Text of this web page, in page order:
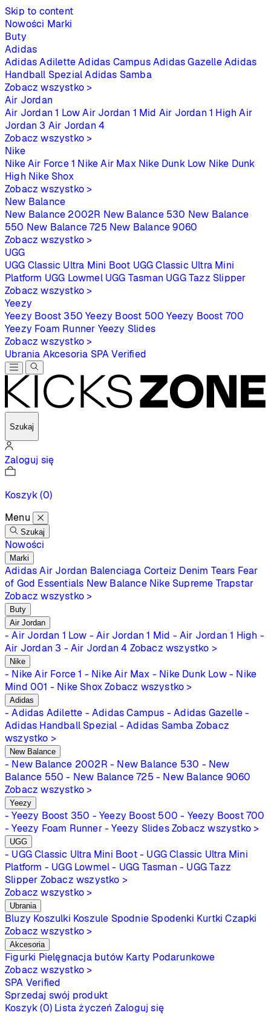
Skip to content
Nowości Marki
Buty
Adidas
Adidas Adilette Adidas Campus Adidas Gazelle Adidas
Handball Spezial Adidas Samba
Zobacz wszystko >
Air Jordan
Air Jordan 1 Low Air Jordan 1 Mid Air Jordan 1 High Air
Jordan 3 Air Jordan 4
Zobacz wszystko >
Nike
Nike Air Force 1 Nike Air Max Nike Dunk Low Nike Dunk
High Nike Shox
Zobacz wszystko >
New Balance
New Balance 2002R New Balance 530 New Balance
550 New Balance 725 New Balance 9060
Zobacz wszystko >
UGG
UGG Classic Ultra Mini Boot UGG Classic Ultra Mini
Platform UGG Lowmel UGG Tasman UGG Tazz Slipper
Zobacz wszystko >
Yeezy
Yeezy Boost 350 Yeezy Boost 500 Yeezy Boost 700
Yeezy Foam Runner Yeezy Slides
Zobacz wszystko >
Ubrania Akcesoria SPAVerified
Szukaj
Zaloguj się
Koszyk(0)
Menu
Szukaj
Nowości
Marki
Adidas Air Jordan Balenciaga Corteiz Denim Tears Fear
of God Essentials New Balance Nike Supreme Trapstar
Zobacz wszystko >
Buty
Air Jordan
- Air Jordan 1 Low - Air Jordan 1 Mid - Air Jordan 1 High -
Air Jordan 3 - Air Jordan 4 Zobacz wszystko >
Nike
- Nike Air Force 1 - Nike Air Max - Nike Dunk Low - Nike
Mind 001 - Nike Shox Zobacz wszystko >
Adidas
- Adidas Adilette - Adidas Campus - Adidas Gazelle -
Adidas Handball Spezial - Adidas Samba Zobacz
wszystko >
New Balance
- New Balance 2002R - New Balance 530 - New
Balance 550 - New Balance 725 - New Balance 9060
Zobacz wszystko >
Yeezy
- Yeezy Boost 350 - Yeezy Boost 500 - Yeezy Boost 700
- Yeezy Foam Runner - Yeezy Slides Zobacz wszystko >
UGG
- UGG Classic Ultra Mini Boot - UGG Classic Ultra Mini
Platform - UGG Lowmel - UGG Tasman - UGG Tazz
Slipper Zobacz wszystko >
Zobacz wszystko >
Ubrania
Bluzy Koszulki Koszule Spodnie Spodenki Kurtki Czapki
Zobacz wszystko >
Akcesoria
Figurki Pielęgnacja butów Karty Podarunkowe
Zobacz wszystko >
SPA Verified
Sprzedaj swój produkt
Koszyk (0) Lista życzeń Zaloguj się